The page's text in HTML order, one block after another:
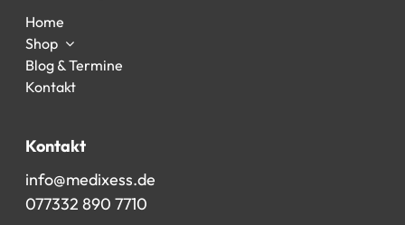
Home
Shop
Blog & Termine
Kontakt
Kontakt
info@medixess.de
077332 890 7710